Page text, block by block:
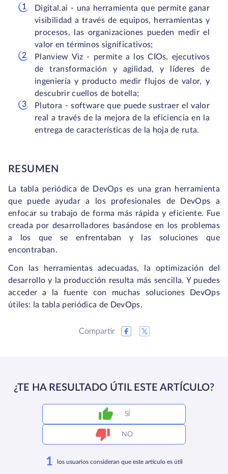
Digital.ai - una herramienta que permite ganar
visibilidad a través de equipos, herramientas y
procesos, las organizaciones pueden medir el
valor en términos significativos;
Planview Viz - permite a los CIOs, ejecutivos
de transformación y agilidad, y líderes de
ingeniería y producto medir flujos de valor, y
descubrir cuellos de botella;
Plutora - software que puede sustraer el valor
real a través de la mejora de la eficiencia en la
entrega de características de la hoja de ruta.
RESUMEN
La tabla periódica de DevOps es una gran herramienta
que puede ayudar a los profesionales de DevOps a
enfocar su trabajo de forma más rápida y eficiente. Fue
creada por desarrolladores basándose en los problemas
a los que se enfrentaban y las soluciones que
encontraban.
Con las herramientas adecuadas, la optimización del
desarrollo y la producción resulta más sencilla. Y puedes
acceder a la fuente con muchas soluciones DevOps
útiles: la tabla periódica de DevOps.
Compartir
¿TE HA RESULTADO ÚTIL ESTE ARTÍCULO?
SÍ
NO
1 los usuarios consideran que este artículo es útil